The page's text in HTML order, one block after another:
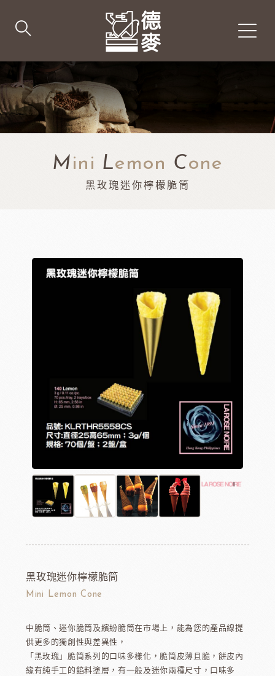
Mini Lemon Cone
黑玫瑰迷你檸檬脆筒
黑玫瑰迷你檸檬脆筒
Mini Lemon Cone
中脆筒、迷你脆筒及繽紛脆筒在市場上，能為您的產品線提
供更多的獨創性與差異性，
「黑玫瑰」脆筒系列的口味多樣化，脆筒皮薄且脆，餅皮內
緣有純手工的餡料塗層，有一般及迷你兩種尺寸，口味多